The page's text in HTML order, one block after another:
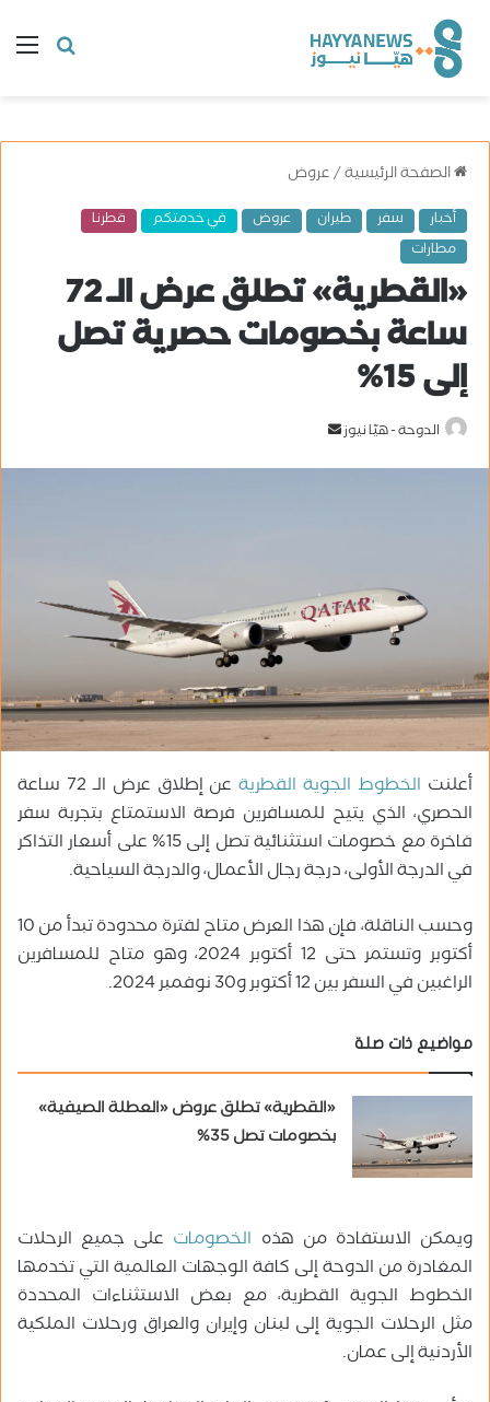
البحث
الصفحة الرئيسية/عروض
أخبار سفر طيران عروض في خدمتكم
قطرنا
مطارات
«القطرية» تطلق عرض الـ 72
ساعة بخصومات حصرية تصل
إلى 15%
الدوحة - هيّا نيوز
د
ا
ل
ك
ت
و
ا
أعلنت الخطوط الجوية القطرية
عن إطلاق عرض الـ 72 ساعة
الحصري، الذي يتيح للمسافرين فرصة الاستمتاع بتجربة سفر
فاخرة مع خصومات استثنائية تصل إلى 15% على أسعار التذاكر
في الدرجة الأولى، درجة رجال الأعمال، والدرجة السياحية.
وحسب الناقلة، فإن هذا العرض متاح لفترة محدودة تبدأ من 10
أكتوبر وتستمر حتى 12 أكتوبر 2024، وهو متاح للمسافرين
الراغبين في السفر بين 12 أكتوبر و30 نوفمبر 2024.
مواضيع ذات صلة
«القطرية» تطلق عروض «العطلة الصيفية»
بخصومات تصل 35%
ويمكن الاستفادة من هذه الخصومات على جميع الرحلات
المغادرة من الدوحة إلى كافة الوجهات العالمية التي تخدمها
الخطوط الجوية القطرية، مع بعض الاستثناءات المحددة
مثل الرحلات الجوية إلى لبنان وإيران والعراق ورحلات الملكية
الأردنية إلى عمان.